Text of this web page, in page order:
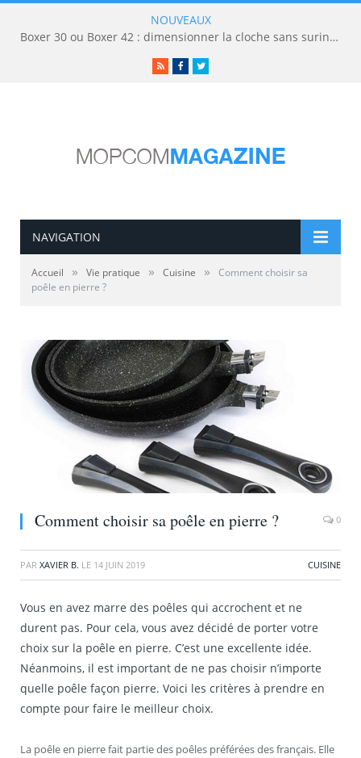
NOUVEAUX
Boxer 30 ou Boxer 42 : dimensionner la cloche sans surinvestir
RSSFacebookTwitter
NAVIGATION
Accueil » Vie pratique » Cuisine »
Comment choisir sa
poêle en pierre ?
Comment choisir sa poêle en pierre ? 0
PAR XAVIER B. LE 14 JUIN 2019 CUISINE
Vous en avez marre des poêles qui accrochent et ne
durent pas. Pour cela, vous avez décidé de porter votre
choix sur la poêle en pierre. C’est une excellente idée.
Néanmoins, il est important de ne pas choisir n’importe
quelle poêle façon pierre. Voici les critères à prendre en
compte pour faire le meilleur choix.
La poêle en pierre fait partie des poêles préférées des français. Elle